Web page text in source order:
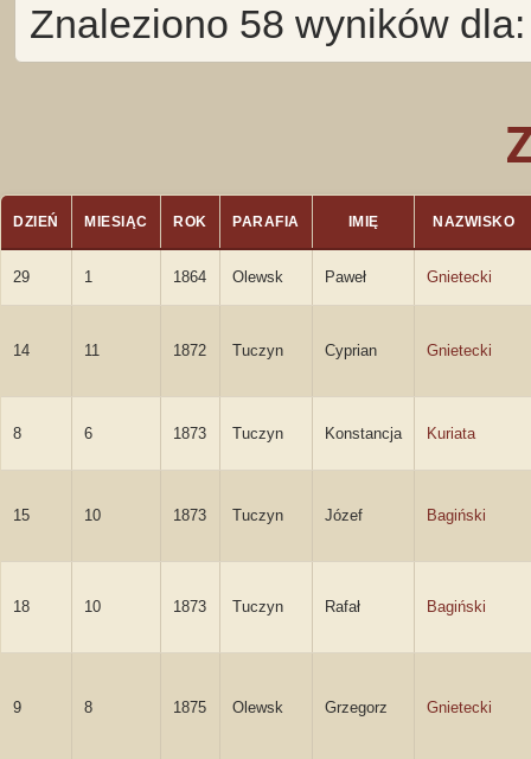
Znaleziono 58 wyników
DZIEŃ MIESIĄC ROK PARAFIA IMIĘ NAZWISKO
29 1 1864 Olewsk Paweł Gnietecki
14 11 1872 Tuczyn Cyprian Gnietecki
8 6 1873 Tuczyn Konstancja Kuriata
15 10 1873 Tuczyn Józef Bagiński
18 10 1873 Tuczyn Rafał Bagiński
9 8 1875 Olewsk Grzegorz Gnietecki